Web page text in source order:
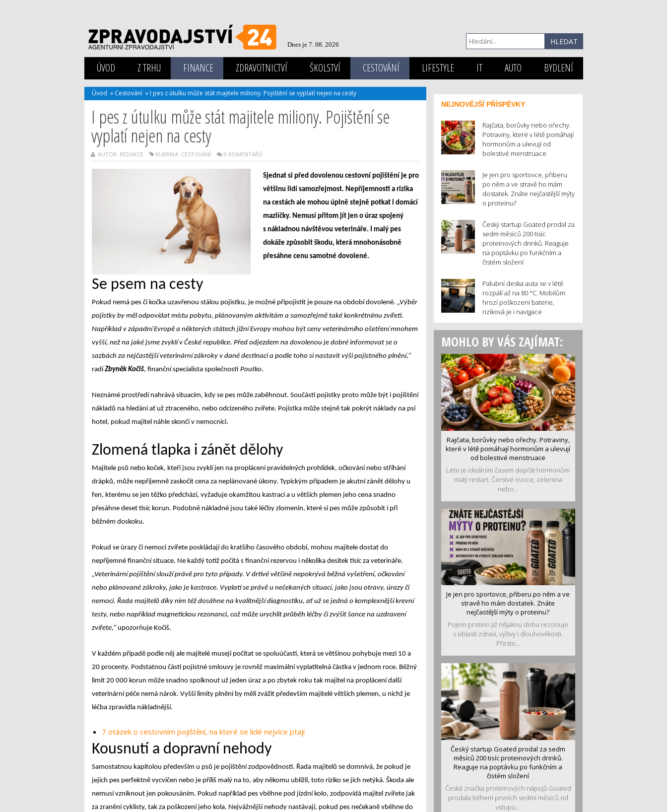
Dnes je 7. 08. 2026
ÚVOD Z TRHU FINANCE ZDRAVOTNICTVÍ ŠKOLSTVÍ CESTOVÁNÍ LIFESTYLE IT AUTO BYDLENÍ
Úvod » Cestování » I pes z útulku může stát majitele miliony. Pojištění se vyplatí nejen na cesty
I pes z útulku může stát majitele miliony. Pojištění se
vyplatí nejen na cesty
AUTOR: REDAKCE RUBRIKA: CESTOVÁNÍ 0 KOMENTÁŘŮ
Sjednat si před dovolenou cestovní pojištění je pro
většinu lidí samozřejmost. Nepříjemnosti a rizika
na cestách ale mohou úplně stejně potkat i domácí
mazlíčky. Nemusí přitom jít jen o úraz spojený
s nákladnou návštěvou veterináře. I malý pes
dokáže způsobit škodu, která mnohonásobně
přesáhne cenu samotné dovolené.
Se psem na cesty
Pokud nemá pes či kočka uzavřenou stálou pojistku, je možné připojistit je pouze na období dovolené. „Výběr
pojistky by měl odpovídat místu pobytu, plánovaným aktivitám a samozřejmě také konkrétnímu zvířeti.
Například v západní Evropě a některých státech jižní Evropy mohou být ceny veterinárního ošetření mnohem
vyšší, než na jaké jsme zvyklí v České republice. Před odjezdem na dovolenou je dobré informovat se o
sazbách za nejčastější veterinární zákroky v dané destinaci a podle toho si nastavit výši pojistného plnění,“
radí Zbyněk Kočiš, finanční specialista společnosti Poutko.
Neznámé prostředí nahrává situacím, kdy se pes může zaběhnout. Součástí pojistky proto může být i pojištění
nákladů na hledání ať už ztraceného, nebo odcizeného zvířete. Pojistka může stejně tak pokrýt náklady na psí
hotel, pokud majitel náhle skončí v nemocnici.
Zlomená tlapka i zánět dělohy
Majitele psů nebo koček, kteří jsou zvyklí jen na proplácení pravidelných prohlídek, očkování nebo stříhání
drápků, může nepříjemně zaskočit cena za neplánované úkony. Typickým případem je akutní zánět dělohy u
fen, kterému se jen těžko předchází, vyžaduje okamžitou kastraci a u větších plemen jeho cena snadno
přesáhne deset tisíc korun. Podobně nákladné jsou také léčby zlomenin, které si pes může způsobit i při
běžném doskoku.
Pokud se úrazy či nemoci zvířete poskládají do kratšího časového období, mohou majitele dostat do
nepříjemné finanční situace. Ne každý totiž počítá s finanční rezervou i několika desítek tisíc za veterináře.
„Veterinární pojištění slouží právě pro tyto případy. V drtivé většině nepokrývá běžná vyšetření, očkování
nebo plánované zákroky, jako je kastrace. Vyplatí se právě u nečekaných situací, jako jsou otravy, úrazy či
nemoci. Řada majitelů díky nim též dosáhne na kvalitnější diagnostiku, ať už se jedná o komplexnější krevní
testy, nebo například magnetickou rezonanci, což může urychlit průběh léčby či zvýšit šance na uzdravení
zvířete,“upozorňuje Kočiš.
V každém případě podle něj ale majitelé musejí počítat se spoluúčastí, která se většinou pohybuje mezi 10 a
20 procenty. Podstatnou částí pojistné smlouvy je rovněž maximální vyplatitelná částka v jednom roce. Běžný
limit 20 000 korun může snadno spolknout už jeden úraz a po zbytek roku tak majitel na proplácení další
veterinární péče nemá nárok. Vyšší limity plnění by měli zvážit především majitelé větších plemen, u nichž je
léčba zpravidla nákladnější.
7 otázek o cestovním pojištění, na které se lidé nejvíce ptají
Kousnutí a dopravní nehody
Samostatnou kapitolou především u psů je pojištění zodpovědnosti. Řada majitelů se domnívá, že pokud je
jejich pes perfektně vycvičen nebo je příliš malý na to, aby někomu ublížil, toto riziko se jich netýká. Škoda ale
nemusí vzniknout jen pokousáním. Pokud například pes vběhne pod jízdní kolo, zodpovídá majitel zvířete jak
za zranění cyklisty, tak za poškození jeho kola. Nejvážnější nehody nastávají, pokud pes nečekaně vběhne do
NEJNOVĚJŠÍ PŘÍSPĚVKY
Rajčata, borůvky nebo ořechy.
Potraviny, které v létě pomáhají
hormonům a ulevují od
bolestivé menstruace
Je jen pro sportovce, přiberu
po něm a ve stravě ho mám
dostatek. Znáte nejčastější mýty
o proteinu?
Český startup Goated prodal za
sedm měsíců 200 tisíc
proteinových drinků. Reaguje
na poptávku po funkčním a
čistém složení
Palubní deska auta se v létě
rozpálí až na 80 °C. Mobilům
hrozí poškození baterie,
riziková je i navigace
MOHLO BY VÁS ZAJÍMAT:
Rajčata, borůvky nebo ořechy. Potraviny,
které v létě pomáhají hormonům a ulevují
od bolestivé menstruace
Léto je ideálním časem dopřát hormonům
malý restart. Čerstvé ovoce, zelenina
nebo...
Je jen pro sportovce, přiberu po něm a ve
stravě ho mám dostatek. Znáte
nejčastější mýty o proteinu?
Pojem protein již nějakou dobu rezonuje
v oblasti zdraví, výživy i dlouhověkosti.
Přesto...
Český startup Goated prodal za sedm
měsíců 200 tisíc proteinových drinků.
Reaguje na poptávku po funkčním a
čistém složení
Česká značka proteinových nápojů Goated
prodala během prvních sedmi měsíců od
vstupu...